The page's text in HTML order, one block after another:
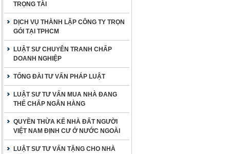
TRỌNG TÀI
DỊCH VỤ THÀNH LẬP CÔNG TY TRỌN
GÓI TẠI TPHCM
LUẬT SƯ CHUYÊN TRANH CHẤP
DOANH NGHIỆP
TỔNG ĐÀI TƯ VẤN PHÁP LUẬT
LUẬT SƯ TƯ VẤN MUA NHÀ ĐANG
THẾ CHẤP NGÂN HÀNG
QUYỀN THỪA KẾ NHÀ ĐẤT NGƯỜI
VIỆT NAM ĐỊNH CƯ Ở NƯỚC NGOÀI
LUẬT SƯ TƯ VẤN TẶNG CHO NHÀ